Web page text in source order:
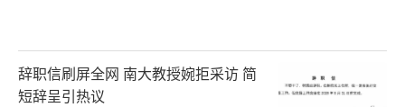
辞职信刷屏全网 南大教授婉拒采访 简
短辞呈引热议